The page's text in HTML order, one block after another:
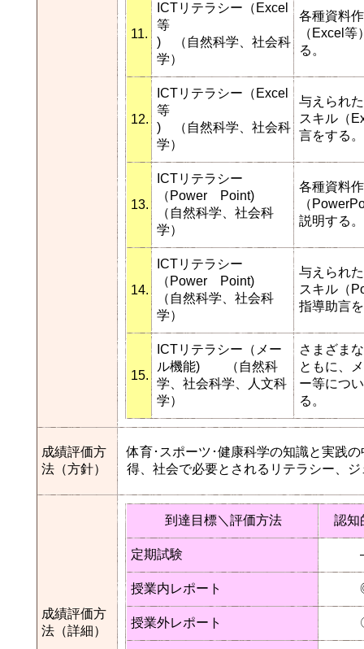
11.
ICTリテラシー（Excel
等
) （自然科学、社会科
学）
各種資料
（Excel
る。
12.
ICTリテラシー（Excel
等
) （自然科学、社会科
学）
与えられ
スキル（
言をする。
13.
ICTリテラシー
（Power Point)
（自然科学、社会科
学）
各種資料
（
説明する。
14.
ICTリテラシー
（Power Point)
（自然科学、社会科
学）
与えられ
スキル（
指導助言
15.
ICTリテラシー（メー
ル機能) （自然科
学、社会科学、人文科
学）
さまざま
ともに、
ー等につ
る。
成績評価方
法（方針）
体育･スポーツ･健康科学の知識と実践
得、社会で必要とされるリテラシー、
成績評価方
法（詳細）
到達目標＼評価方法 認知
定期試験
授業内レポート
授業外レポート